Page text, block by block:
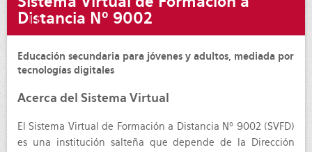
Distancia Nº 9002
Educación secundaria para jóvenes y adultos, mediada por
tecnologías digitales
Acerca del Sistema Virtual
El Sistema Virtual de Formación a Distancia Nº 9002 (SVFD)
es una institución salteña que depende de la Dirección